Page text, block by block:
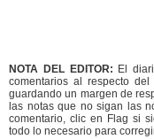
NOTA DEL EDITOR: El
comentarios al respecto
guardando un margen de
las notas que no sigan las
comentario, clic en Flag si
todo lo necesario para